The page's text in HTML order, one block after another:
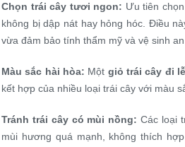
Chọn trái cây tươi ngon: Ưu tiên
không bị dập nát hay hỏng hóc. Điều
vừa đảm bảo tính thẩm mỹ và vệ sinh
Màu sắc hài hòa: Một giỏ trái cây đi
kết hợp của nhiều loại trái cây với màu
Tránh trái cây có mùi nồng:Các loại
mùi hương quá mạnh, không thích